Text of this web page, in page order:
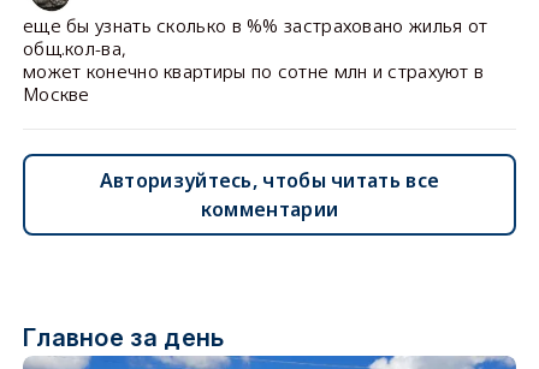
еще бы узнать сколько в %% застраховано жилья от
общ.кол-ва,
может конечно квартиры по сотне млн и страхуют в
Москве
Авторизуйтесь, чтобы читать все
комментарии
Главное за день